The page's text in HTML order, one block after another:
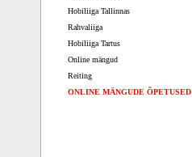
Hobiliiga Tallinnas
Rahvaliiga
Hobiliiga Tartus
Online mängud
Reiting
ONLINE MÄNGUDE ÕPETUSED